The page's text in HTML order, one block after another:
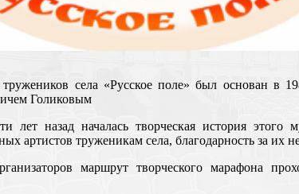
села «Русское поле» был основан в
Голиковым
лет назад началась творческая история
артистов труженикам села, благодарность за их
маршрут творческого марафона